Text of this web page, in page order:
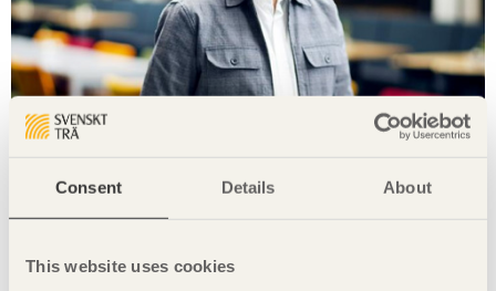
Consent Details About
This website uses cookies
Så utvecklar träbranschen robusta lösningar
för egendomsskydd